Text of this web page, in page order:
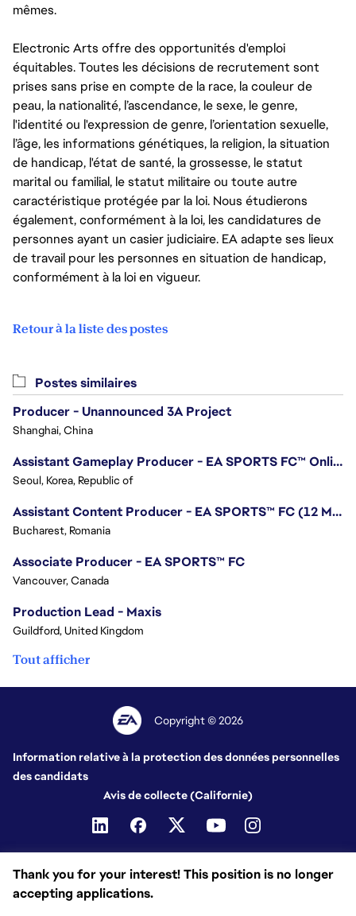
mêmes.
Electronic Arts offre des opportunités d'emploi
équitables. Toutes les décisions de recrutement sont
prises sans prise en compte de la race, la couleur de
peau, la nationalité, l’ascendance, le sexe, le genre,
l'identité ou l'expression de genre, l’orientation sexuelle,
l’âge, les informations génétiques, la religion, la situation
de handicap, l'état de santé, la grossesse, le statut
marital ou familial, le statut militaire ou toute autre
caractéristique protégée par la loi. Nous étudierons
également, conformément à la loi, les candidatures de
personnes ayant un casier judiciaire. EA adapte ses lieux
de travail pour les personnes en situation de handicap,
conformément à la loi en vigueur.
Retour à la liste des postes
Thank you for your interest! This position is no longer
accepting applications.
Postes similaires
Producer - Unannounced 3A Project
Shanghai, China
Assistant Gameplay Producer - EA SPORTS FC™ Online
Seoul, Korea, Republic of
Assistant Content Producer - EA SPORTS™ FC (12 Months Temporary)
Bucharest, Romania
Associate Producer - EA SPORTS™ FC
Vancouver, Canada
Production Lead - Maxis
Guildford, United Kingdom
Tout afficher
Copyright © 2026
Information relative à la protection des données personnelles
des candidats
Avis de collecte (Californie)